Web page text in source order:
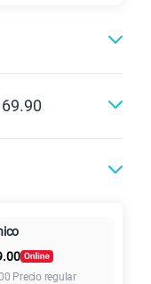
en alta velocidad
S/
intereses
Precio regular